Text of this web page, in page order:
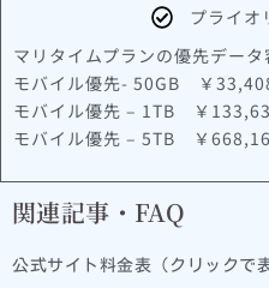
プライオ
マリタイムプランの優先デー
モバイル優先- 50GB ￥
モバイル優先 – 1TB ￥
モバイル優先 – 5TB ￥
関連記事・FAQ
公式サイト料金表（クリックで